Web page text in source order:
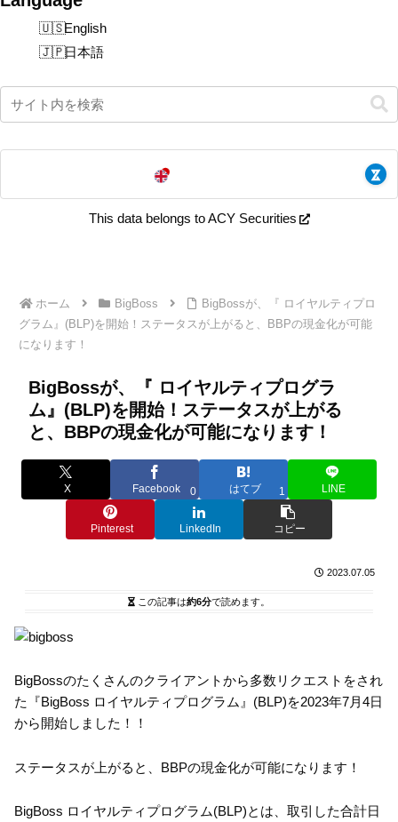
English
日本語
This data belongs to ACY Securities
ホーム BigBoss
BigBossが、『 ロイヤルティプロ
グラム』(BLP)を開始！ステータスが上がると、BBPの現金化が可能
になります！
BigBossが、『 ロイヤルティプログラ
ム』(BLP)を開始！ステータスが上がる
と、BBPの現金化が可能になります！
X Facebook 0 はてブ 1 LINE
Pinterest LinkedIn コピー
2023.07.05
この記事は約6分で読めます。
BigBossのたくさんのクライアントから多数リクエストをされ
た『BigBoss ロイヤルティプログラム』(BLP)を2023年7月4日
から開始しました！！
ステータスが上がると、BBPの現金化が可能になります！
BigBoss ロイヤルティプログラム(BLP)とは、取引した合計日